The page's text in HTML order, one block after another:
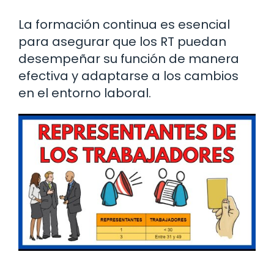
La formación continua es esencial
para asegurar que los RT puedan
desempeñar su función de manera
efectiva y adaptarse a los cambios
en el entorno laboral.